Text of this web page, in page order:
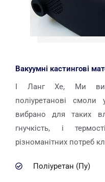
Вакуумні кастингові
І Ланг Хе, Ми
поліуретанові
вибрано для таких
гнучкість, і
різноманітних потреб
Поліуретан (Пу)